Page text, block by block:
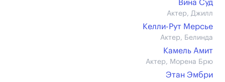
Вина Суд
Актер, Джилл
Келли-Рут Мерсье
Актер, Белинда
Камель Амит
Актер, Морена Брю
Этан Эмбри